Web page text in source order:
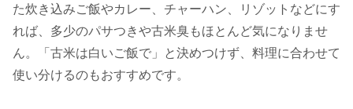
た炊き込みご飯やカレー、チャーハン、リゾットなどにす
れば、多少のパサつきや古米臭もほとんど気になりませ
ん。「古米は白いご飯で」と決めつけず、料理に合わせて
使い分けるのもおすすめです。